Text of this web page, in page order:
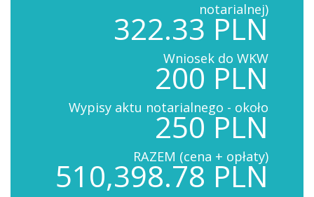
notarialnej)
322.33 PLN
Wniosek do WKW
200 PLN
Wypisy aktu notarialnego - około
250 PLN
RAZEM (cena + opłaty)
510,398.78 PLN